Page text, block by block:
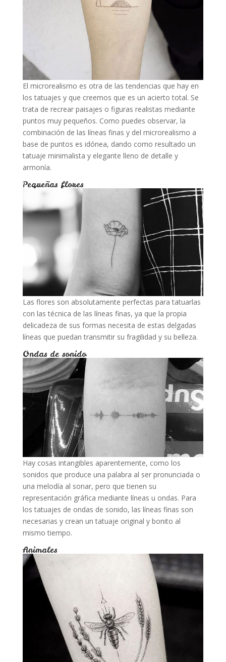
El microrealismo es otra de las tendencias que hay en
los tatuajes y que creemos que es un acierto total. Se
trata de recrear paisajes o figuras realistas mediante
puntos muy pequeños. Como puedes observar, la
combinación de las líneas finas y del microrealismo a
base de puntos es idónea, dando como resultado un
tatuaje minimalista y elegante lleno de detalle y
armonía.
Pequeñas flores
Las flores son absolutamente perfectas para tatuarlas
con las técnica de las líneas finas, ya que la propia
delicadeza de sus formas necesita de estas delgadas
líneas que puedan transmitir su fragilidad y su belleza.
Ondas de sonido
Hay cosas intangibles aparentemente, como los
sonidos que produce una palabra al ser pronunciada o
una melodía al sonar, pero que tienen su
representación gráfica mediante líneas u ondas. Para
los tatuajes de ondas de sonido, las líneas finas son
necesarias y crean un tatuaje original y bonito al
mismo tiempo.
Animales